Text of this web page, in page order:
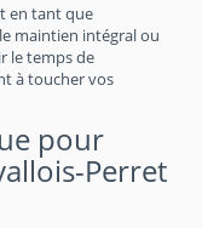
en tant que
maintien intégral ou
le temps de
à toucher vos
pour
Perret